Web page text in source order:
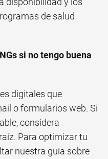
de salud
si no tengo buena
digitales que
o formularios web. Si
considera
Para optimizar tu
nuestra guía sobre